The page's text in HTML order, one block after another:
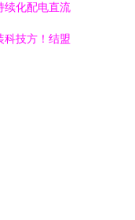
续化配电直流
技方！结盟